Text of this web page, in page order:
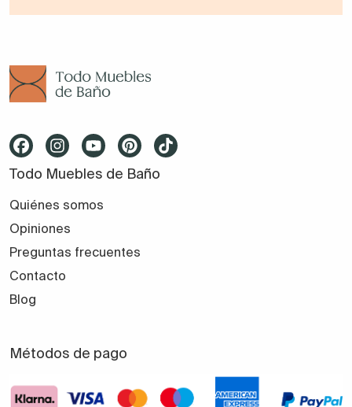
Todo Muebles de Baño
Quiénes somos
Opiniones
Preguntas frecuentes
Contacto
Blog
Métodos de pago